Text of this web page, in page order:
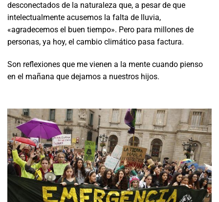
desconectados de la naturaleza que, a pesar de que
intelectualmente acusemos la falta de lluvia,
«agradecemos el buen tiempo». Pero para millones de
personas, ya hoy, el cambio climático pasa factura.
Son reflexiones que me vienen a la mente cuando pienso
en el mañana que dejamos a nuestros hijos.